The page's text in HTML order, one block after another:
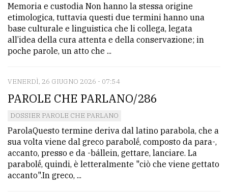
Memoria e custodia Non hanno la stessa origine
etimologica, tuttavia questi due termini hanno una
base culturale e linguistica che li collega, legata
all’idea della cura attenta e della conservazione; in
poche parole, un atto che ...
VENERDÌ, 26 GIUGNO 2026 - 07:54
PAROLE CHE PARLANO/286
DOSSIER PAROLE CHE PARLANO
ParolaQuesto termine deriva dal latino parabola, che a
sua volta viene dal greco parabolḗ, composto da para-,
accanto, presso e da -bállein, gettare, lanciare. La
parabolḗ, quindi, è letteralmente "ciò che viene gettato
accanto".In greco, ...